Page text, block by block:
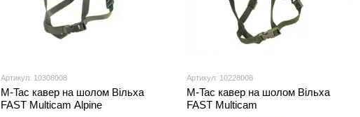
Артикул: 10308008
M-Tac кавер на шолом Вільха
FAST Multicam Alpine
Артикул: 10228008
M-Tac кавер на шолом Вільха
FAST Multicam